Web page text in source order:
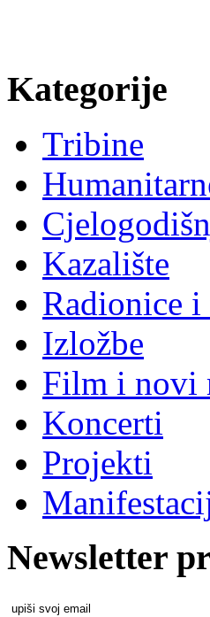
Kategorije
Tribine
Kazalište
Radionice i
Izložbe
Film i novi
Koncerti
Projekti
Newsletter